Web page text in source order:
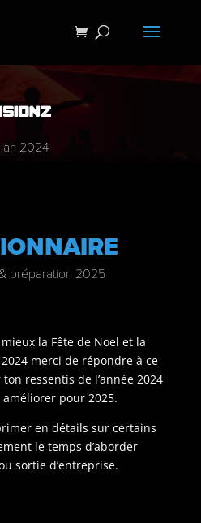
2024
préparation 2025
la Fête de Noel et la
merci de répondre à ce
ressentis de l’année 2024
améliorer pour 2025.
en détails sur certains
le temps d’aborder
sortie d’entreprise.